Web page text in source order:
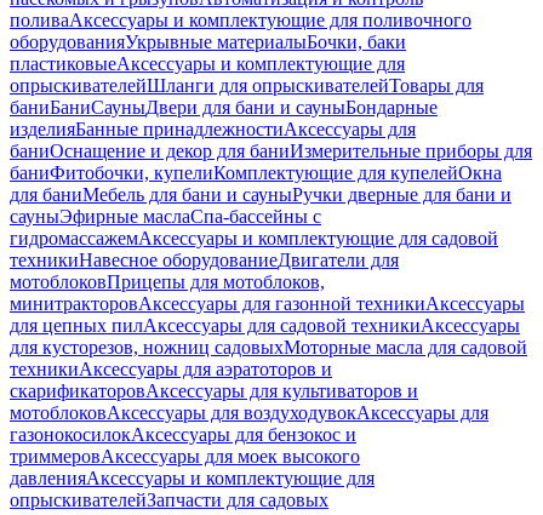
поливаАксессуары и комплектующие для поливочного
оборудованияУкрывные материалыБочки, баки
пластиковыеАксессуары и комплектующие для
опрыскивателейШланги для опрыскивателейТовары для
баниБаниСауныДвери для бани и сауныБондарные
изделияБанные принадлежностиАксессуары для
баниОснащение и декор для баниИзмерительные приборы для
баниФитобочки, купелиКомплектующие для купелейОкна
для баниМебель для бани и сауныРучки дверные для бани и
сауныЭфирные маслаСпа-бассейны с
гидромассажемАксессуары и комплектующие для садовой
техникиНавесное оборудованиеДвигатели для
мотоблоковПрицепы для мотоблоков,
минитракторовАксессуары для газонной техникиАксессуары
для цепных пилАксессуары для садовой техникиАксессуары
для кусторезов, ножниц садовыхМоторные масла для садовой
техникиАксессуары для аэратоторов и
скарификаторовАксессуары для культиваторов и
мотоблоковАксессуары для воздуходувокАксессуары для
газонокосилокАксессуары для бензокос и
триммеровАксессуары для моек высокого
давленияАксессуары и комплектующие для
опрыскивателейЗапчасти для садовых